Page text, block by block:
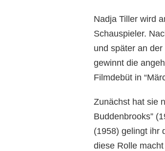
Nadja Tiller wird
Schauspieler.
und später an
gewinnt die
Filmdebüt in
Zunächst hat sie
Buddenbrooks”
(1958) gelingt ihr
diese Rolle